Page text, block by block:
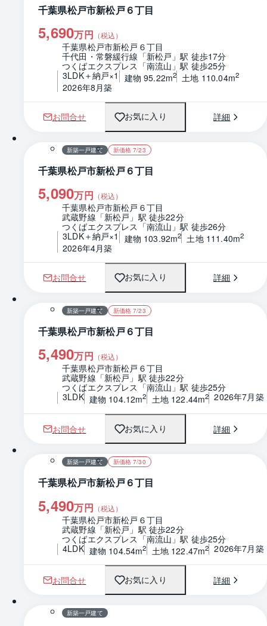
千葉県松戸市新松戸６丁目
5,690万円 （税込）
千葉県松戸市新松戸６丁目
千代田・常磐緩行線「新松戸」駅 徒歩17分
つくばエクスプレス「南流山」駅 徒歩25分
3LDK＋納戸×1
建物 95.22m2 土地 110.04m2
2026年8月築
お問合せ お気に入り 詳細
1 / 0 間取り
新築一戸建て 新価格 7/23
千葉県松戸市新松戸６丁目
5,090万円 （税込）
千葉県松戸市新松戸６丁目
武蔵野線「新松戸」駅 徒歩22分
つくばエクスプレス「南流山」駅 徒歩26分
3LDK＋納戸×1
建物 103.92m2 土地 111.40m2
2026年4月築
お問合せ お気に入り 詳細
1 / 0 間取り
新築一戸建て 新価格 7/23
千葉県松戸市新松戸６丁目
5,490万円 （税込）
千葉県松戸市新松戸６丁目
武蔵野線「新松戸」駅 徒歩22分
つくばエクスプレス「南流山」駅 徒歩25分
3LDK 建物 104.12m2 土地 122.44m2 2026年7月築
お問合せ お気に入り 詳細
1 / 0 間取り
新築一戸建て 新価格 7/30
千葉県松戸市新松戸６丁目
5,490万円 （税込）
千葉県松戸市新松戸６丁目
武蔵野線「新松戸」駅 徒歩22分
つくばエクスプレス「南流山」駅 徒歩25分
4LDK 建物 104.54m2 土地 122.47m2 2026年7月築
お問合せ お気に入り 詳細
1 / 0 間取り
新築一戸建て